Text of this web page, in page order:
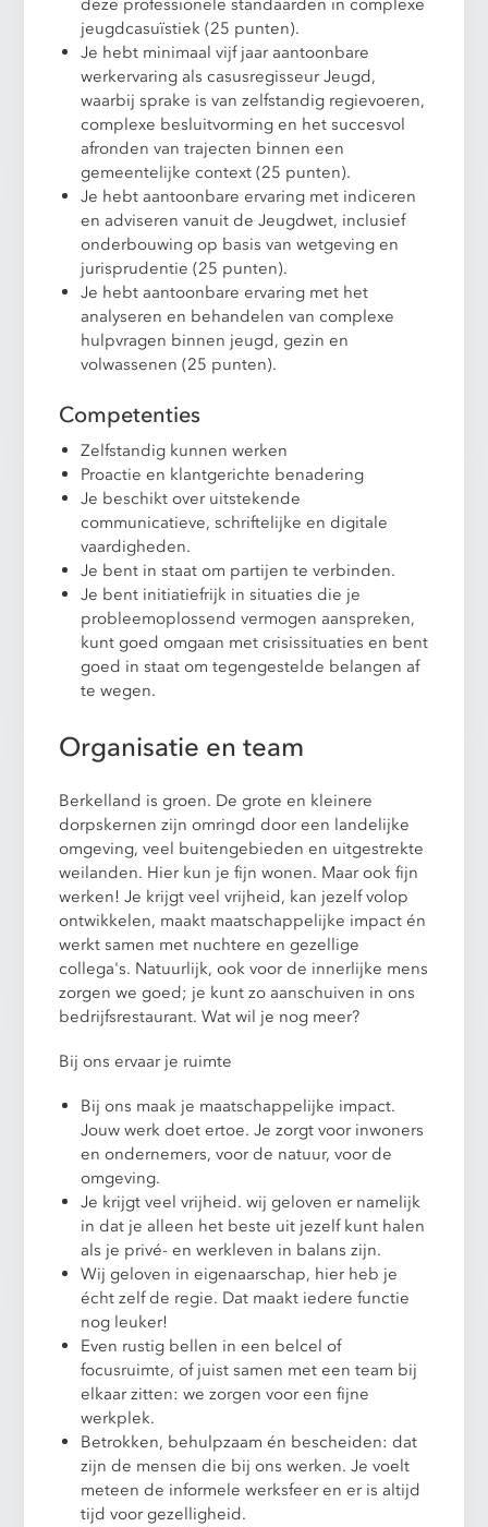
jeugdcasuïstiek (25 punten).
Je hebt minimaal vijf jaar aantoonbare
werkervaring als casusregisseur Jeugd,
waarbij sprake is van zelfstandig regievoeren,
complexe besluitvorming en het succesvol
afronden van trajecten binnen een
gemeentelijke context (25 punten).
Je hebt aantoonbare ervaring met indiceren
en adviseren vanuit de Jeugdwet, inclusief
onderbouwing op basis van wetgeving en
jurisprudentie (25 punten).
Je hebt aantoonbare ervaring met het
analyseren en behandelen van complexe
hulpvragen binnen jeugd, gezin en
volwassenen (25 punten).
Competenties
Zelfstandig kunnen werken
Proactie en klantgerichte benadering
Je beschikt over uitstekende
communicatieve, schriftelijke en digitale
vaardigheden.
Je bent in staat om partijen te verbinden.
Je bent initiatiefrijk in situaties die je
probleemoplossend vermogen aanspreken,
kunt goed omgaan met crisissituaties en bent
goed in staat om tegengestelde belangen af
te wegen.
Organisatie en team
Berkelland is groen. De grote en kleinere
dorpskernen zijn omringd door een landelijke
omgeving, veel buitengebieden en uitgestrekte
weilanden. Hier kun je fijn wonen. Maar ook fijn
werken! Je krijgt veel vrijheid, kan jezelf volop
ontwikkelen, maakt maatschappelijke impact én
werkt samen met nuchtere en gezellige
collega's. Natuurlijk, ook voor de innerlijke mens
zorgen we goed; je kunt zo aanschuiven in ons
bedrijfsrestaurant. Wat wil je nog meer?
Bij ons ervaar je ruimte
Bij ons maak je maatschappelijke impact.
Jouw werk doet ertoe. Je zorgt voor inwoners
en ondernemers, voor de natuur, voor de
omgeving.
Je krijgt veel vrijheid. wij geloven er namelijk
in dat je alleen het beste uit jezelf kunt halen
als je privé- en werkleven in balans zijn.
Wij geloven in eigenaarschap, hier heb je
écht zelf de regie. Dat maakt iedere functie
nog leuker!
Even rustig bellen in een belcel of
focusruimte, of juist samen met een team bij
elkaar zitten: we zorgen voor een fijne
werkplek.
Betrokken, behulpzaam én bescheiden: dat
zijn de mensen die bij ons werken. Je voelt
meteen de informele werksfeer en er is altijd
tijd voor gezelligheid.